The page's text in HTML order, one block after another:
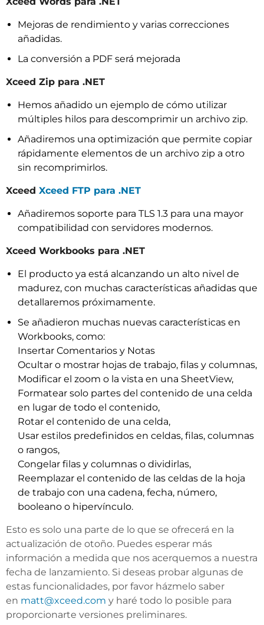
Mejoras de rendimiento y varias correcciones
añadidas.
La conversión a PDF será mejorada
Xceed Zip para .NET
Hemos añadido un ejemplo de cómo utilizar
múltiples hilos para descomprimir un archivo zip.
Añadiremos una optimización que permite copiar
rápidamente elementos de un archivo zip a otro
sin recomprimirlos.
Xceed Xceed FTP para .NET
Añadiremos soporte para TLS 1.3 para una mayor
compatibilidad con servidores modernos.
Xceed Workbooks para .NET
El producto ya está alcanzando un alto nivel de
madurez, con muchas características añadidas que
detallaremos próximamente.
Se añadieron muchas nuevas características en
Workbooks, como:
Insertar Comentarios y Notas
Ocultar o mostrar hojas de trabajo, filas y columnas,
Modificar el zoom o la vista en una SheetView,
Formatear solo partes del contenido de una celda
en lugar de todo el contenido,
Rotar el contenido de una celda,
Usar estilos predefinidos en celdas, filas, columnas
o rangos,
Congelar filas y columnas o dividirlas,
Reemplazar el contenido de las celdas de la hoja
de trabajo con una cadena, fecha, número,
booleano o hipervínculo.
Esto es solo una parte de lo que se ofrecerá en la
actualización de otoño. Puedes esperar más
información a medida que nos acerquemos a nuestra
fecha de lanzamiento. Si deseas probar algunas de
estas funcionalidades, por favor házmelo saber
en matt@xceed.com y haré todo lo posible para
proporcionarte versiones preliminares.